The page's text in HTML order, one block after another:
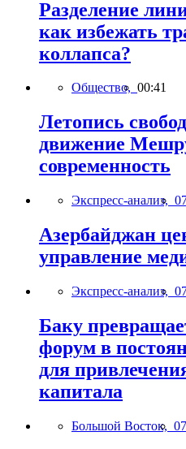
Разделение
как избежать
коллапса?
Общество, 00:41
Летопись
движение
современность
Экспресс-анализ,
Азербайджан
управление
Экспресс-анализ,
Баку
форум в
для
капитала
Большой Восток,